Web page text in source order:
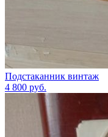
Подстаканник винтаж
4 800 руб.